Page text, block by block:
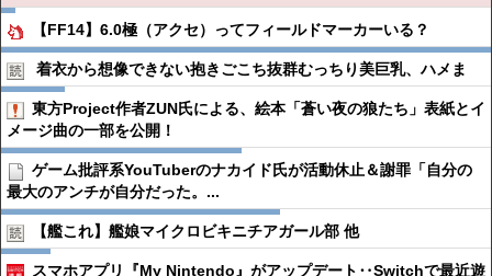
【FF14】6.0極（アクセ）ってフィールドマーカーいる？
着衣から想像できない抱きごこち抜群むっちり美巨乳、ハメま
東方Project作者ZUN氏による、絵本「蒼い夜の狼たち」表紙とイ
メージ曲の一部を公開！
ゲーム批評系YouTuberのナカイド氏が活動休止＆謝罪「自分の
最大のアンチが自分だった。...
【艦これ】艦娘マイクロビキニチアガール部 他
スマホアプリ『My Nintendo』がアップデート‥Switchで最近遊